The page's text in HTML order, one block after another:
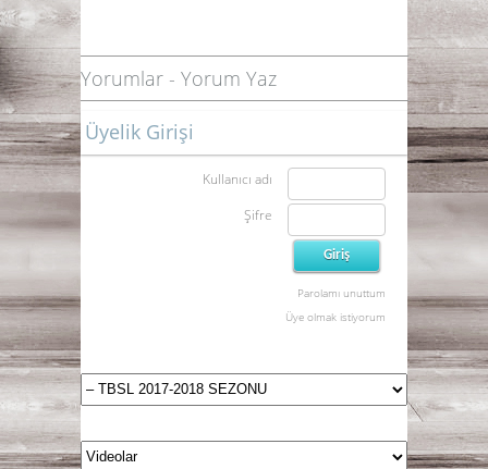
Yorumlar - Yorum Yaz
Üyelik Girişi
Kullanıcı adı
Şifre
Parolamı unuttum
Üye olmak istiyorum